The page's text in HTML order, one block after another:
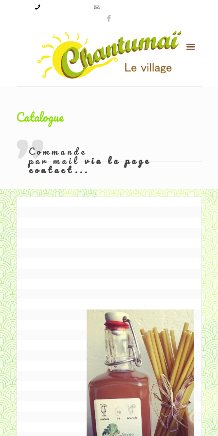
Catalogue
Commande
par mailvia la page
contact...